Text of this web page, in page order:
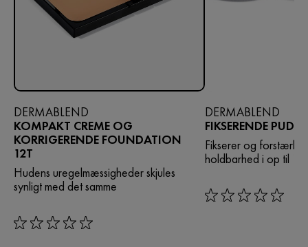
DERMABLEND
KOMPAKT CREME OG
KORRIGERENDE FOUNDATION
12T
Hudens uregelmæssigheder skjules
synligt med det samme
rating: 0 out of 5
DERMABLEND
FIKSERENDE
Fikserer og
holdbarhed i op til 16
rating: 0 out of 5